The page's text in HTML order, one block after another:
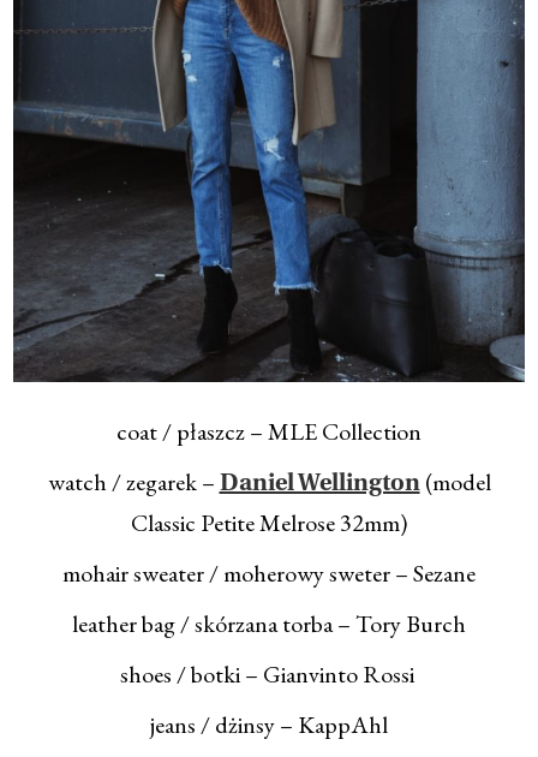
coat / płaszcz – MLE Collection
watch / zegarek – Daniel Wellington(model
Classic Petite Melrose 32mm)
mohair sweater / moherowy sweter – Sezane
leather bag / skórzana torba – Tory Burch
shoes / botki – Gianvinto Rossi
jeans / dżinsy – KappAhl